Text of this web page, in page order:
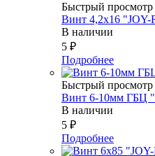
Быстрый просмотр
Винт 4,2х16 "JOY-
В наличии
5 ₽
Подробнее
Быстрый просмотр
Винт 6-10мм ГБЦ
В наличии
5 ₽
Подробнее